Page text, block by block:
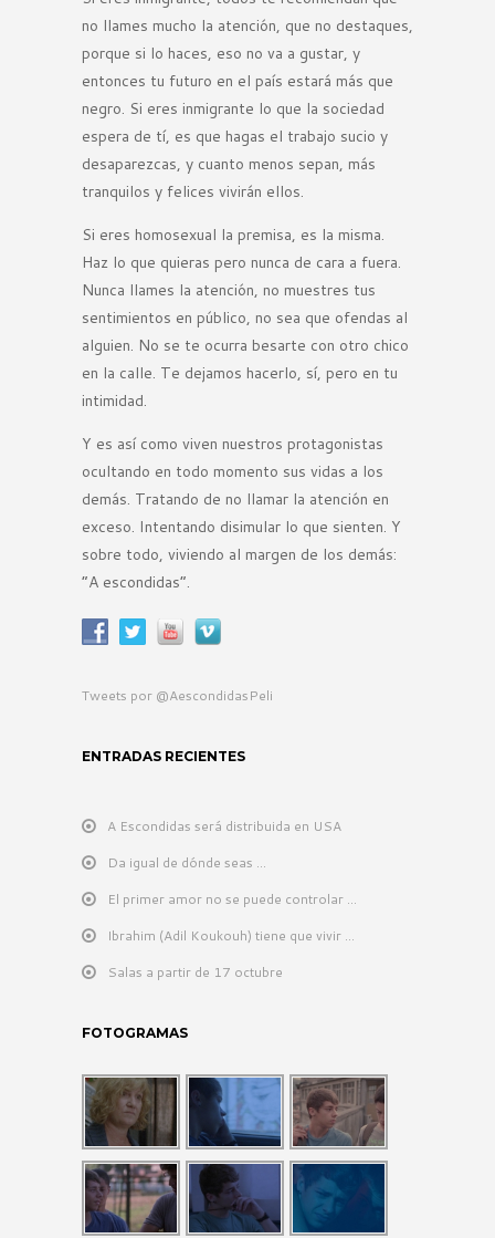
no llames mucho la atención, que no destaques,
porque si lo haces, eso no va a gustar, y
entonces tu futuro en el país estará más que
negro. Si eres inmigrante lo que la sociedad
espera de tí, es que hagas el trabajo sucio y
desaparezcas, y cuanto menos sepan, más
tranquilos y felices vivirán ellos.
Si eres homosexual la premisa, es la misma.
Haz lo que quieras pero nunca de cara a fuera.
Nunca llames la atención, no muestres tus
sentimientos en público, no sea que ofendas al
alguien. No se te ocurra besarte con otro chico
en la calle. Te dejamos hacerlo, sí, pero en tu
intimidad.
Y es así como viven nuestros protagonistas
ocultando en todo momento sus vidas a los
demás. Tratando de no llamar la atención en
exceso. Intentando disimular lo que sienten. Y
sobre todo, viviendo al margen de los demás:
“A escondidas”.
Tweets por @AescondidasPeli
ENTRADAS RECIENTES
A Escondidas será distribuida en USA
Da igual de dónde seas …
El primer amor no se puede controlar …
Ibrahim (Adil Koukouh) tiene que vivir …
Salas a partir de 17 octubre
FOTOGRAMAS